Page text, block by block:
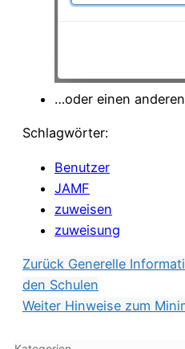
…oder einen
Schlagwörter:
Benutzer
JAMF
zuweisen
zuweisung
Zurück Generelle
den Schulen
Weiter Hinweise zum